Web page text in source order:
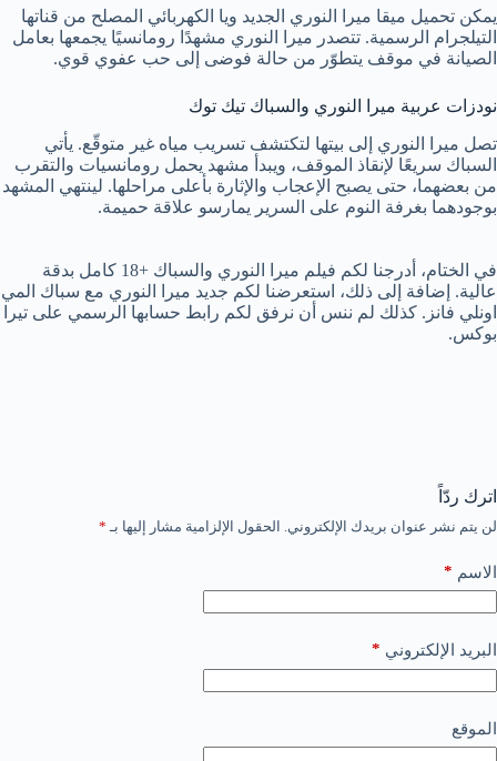
يمكن تحميل ميقا ميرا النوري الجديد ويا الكهربائي المصلح من قناتها
التيلجرام الرسمية. تتصدر ميرا النوري مشهدًا رومانسيًا يجمعها بعامل
الصيانة في موقف يتطوّر من حالة فوضى إلى حب عفوي قوي.
نودزات عربية ميرا النوري والسباك تيك توك
تصل ميرا النوري إلى بيتها لتكتشف تسريب مياه غير متوقّع. يأتي
السباك سريعًا لإنقاذ الموقف، ويبدأ مشهد يحمل رومانسيات والتقرب
من بعضهما، حتى يصبح الإعجاب والإثارة بأعلى مراحلها. لينتهي المشهد
بوجودهما بغرفة النوم على السرير يمارسو علاقة حميمة.
في الختام، أدرجنا لكم فيلم ميرا النوري والسباك +18 كامل بدقة
عالية. إضافة إلى ذلك، استعرضنا لكم جديد ميرا النوري مع سباك المي
اونلي فانز. كذلك لم ننس أن نرفق لكم رابط حسابها الرسمي على تيرا
بوكس.
اترك ردّاً
لن يتم نشر عنوان بريدك الإلكتروني. الحقول الإلزامية مشار إليها بـ *
الاسم *
البريد الإلكتروني *
الموقع